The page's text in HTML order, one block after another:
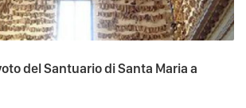
del Santuario di Santa Maria a